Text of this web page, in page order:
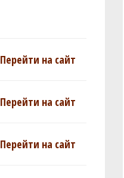
Перейти на сайт
Перейти на сайт
Перейти на сайт